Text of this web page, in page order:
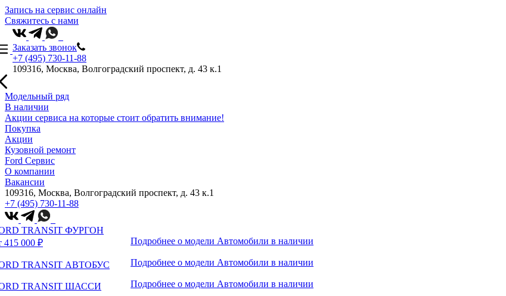
Запись на сервис онлайн
Свяжитесь с нами
Заказать звонок
+7 (495) 730-11-88
109316, Москва, Волгоградский проспект, д. 43 к.1
Модельный ряд
В наличии
Акции сервиса на которые стоит обратить внимание!
Покупка
Акции
Кузовной ремонт
Ford Сервис
О компании
Вакансии
109316, Москва, Волгоградский проспект, д. 43 к.1
+7 (495) 730-11-88
TRANSIT ФУРГОН
415 000 ₽
TRANSIT АВТОБУС
TRANSIT ШАССИ
Подробнее о модели Автомобили в наличии
Подробнее о модели Автомобили в наличии
Подробнее о модели Автомобили в наличии